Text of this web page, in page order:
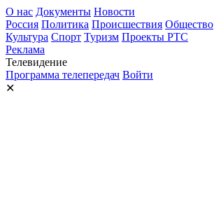
О нас Документы Новости
Россия Политика Происшествия Общество
Культура Спорт Туризм Проекты РТС
Реклама
Телевидение
Программа телепередач Войти
✕